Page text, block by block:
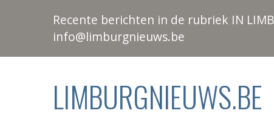
Recente berichten in de rubriek IN
info@limburgnieuws.be
LIMBURGNIEUWS.BE